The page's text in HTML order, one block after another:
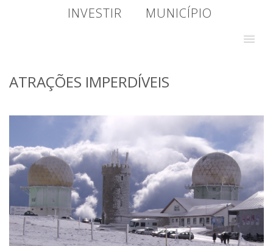
INVESTIR
MUNICÍPIO
ATRAÇÕES IMPERDÍVEIS